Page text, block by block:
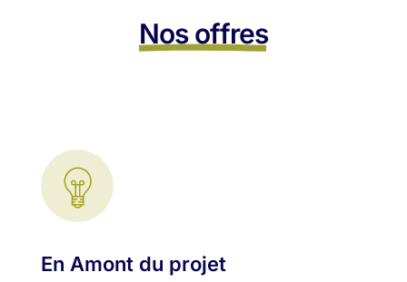
Nos offres
En Amont du projet